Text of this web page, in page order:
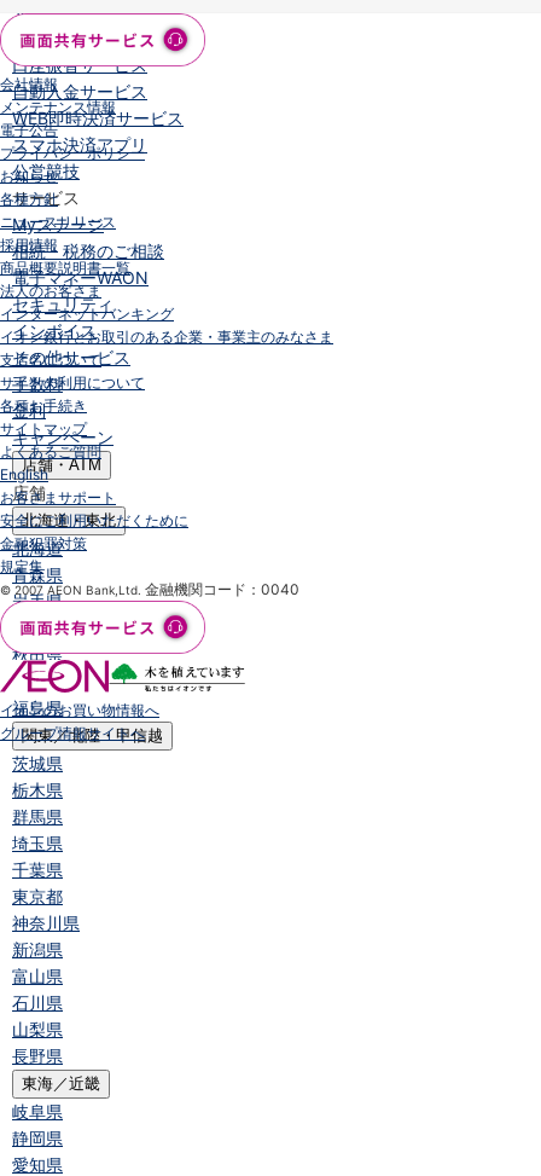
支払・入金TOP
AEON Pay
口座振替サービス
自動入金サービス
WEB即時決済サービス
スマホ決済アプリ
公営競技
サービス
Myステージ
相続・税務のご相談
電子マネーWAON
セキュリティ
インボイス
その他サービス
手数料
金利
キャンペーン
店舗・ATM
店舗
北海道・東北
北海道
青森県
岩手県
宮城県
秋田県
山形県
福島県
関東／北陸・甲信越
茨城県
栃木県
群馬県
埼玉県
千葉県
東京都
神奈川県
新潟県
富山県
石川県
山梨県
長野県
東海／近畿
岐阜県
静岡県
愛知県
会社情報
メンテナンス情報
電子公告
プライバシーポリシー
お知らせ
各種方針
ニュースリリース
採用情報
商品概要説明書一覧
法人のお客さま
インターネットバンキング
イオン銀行とお取引のある企業・事業主のみなさま
支店名について
サイトの利用について
各種お手続き
サイトマップ
よくあるご質問
English
お客さまサポート
安全にご利用いただくために
金融犯罪対策
規定集
© 2007 AEON Bank,Ltd. 金融機関コード：0040
イオンのお買い物情報へ
グループ情報サイトへ